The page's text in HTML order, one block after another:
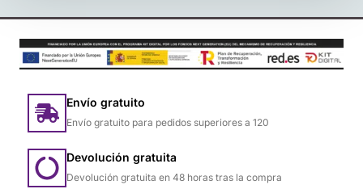
Envío gratuito
Envío gratuito para pedidos superiores a 120
Devolución gratuita
Devolución gratuita en 48 horas tras la compra